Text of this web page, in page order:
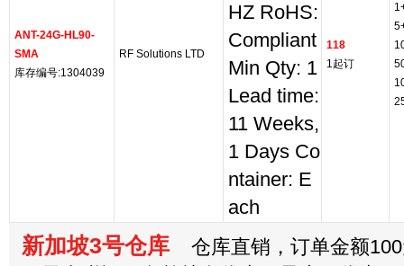
ANT-24G-HL90-
SMA
库存编号:1304039
RF Solutions LTD
HZ RoHS:
Compliant
Min Qty: 1
Lead time:
11 Weeks,
1 Days Co
ntainer: E
ach
118
1起订
新加坡3号仓库 仓库直销，订单金额